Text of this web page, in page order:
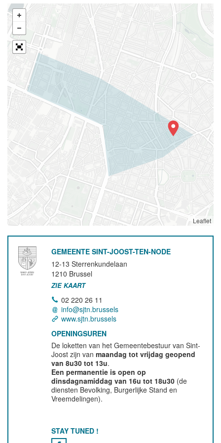
Leaflet
GEMEENTE SINT-JOOST-TEN-NODE
12-13 Sterrenkundelaan
1210 Brussel
ZIE KAART
02 220 26 11
info@sjtn.brussels
www.sjtn.brussels
OPENINGSUREN
De loketten van het Gemeentebestuur van Sint-
Joost zijn vanmaandag tot vrijdag geopend
van 8u30 tot 13u.
Een permanentie is open op
dinsdagnamiddag van 16u tot 18u30 (de
diensten Bevolking, Burgerlijke Stand en
Vreemdelingen).
STAY TUNED !